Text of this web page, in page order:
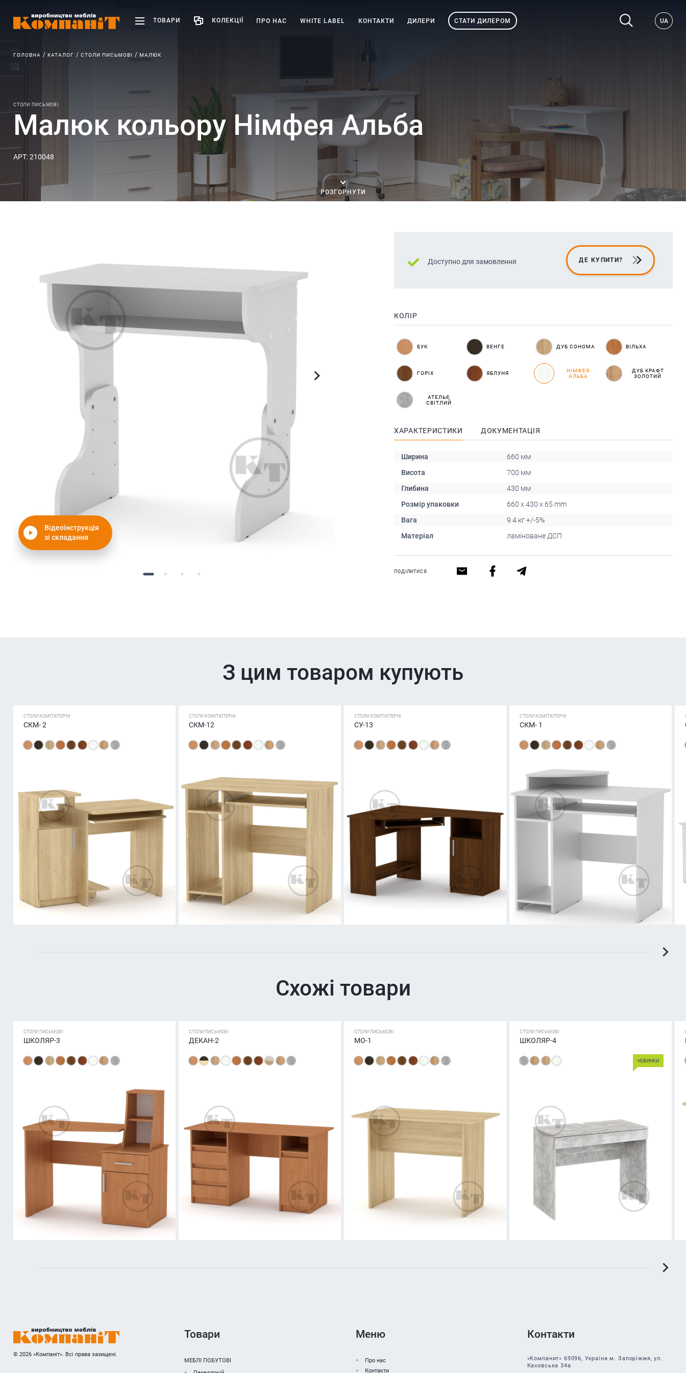
ТОВАРИ КОЛЕКЦІЇ ПРО НАС WHITE LABEL КОНТАКТИ ДИЛЕРИ СТАТИ ДИЛЕРОМ UA
ГОЛОВНА КАТАЛОГ СТОЛИ ПИСЬМОВІ МАЛЮК
СТОЛИ ПИСЬМОВІ
Малюк кольору Німфея Альба
АРТ: 210048
РОЗГОРНУТИ
Відеоінструкція
зі складання
Доступно для замовлення ДЕ КУПИТИ?
КОЛІР
БУК ВЕНГЕ ДУБ СОНОМА ВІЛЬХА
ГОРІХ ЯБЛУНЯ
НІМФЕЯ
АЛЬБА
ДУБ КРАФТ
ЗОЛОТИЙ
АТЕЛЬЄ
СВІТЛИЙ
ХАРАКТЕРИСТИКИ ДОКУМЕНТАЦІЯ
Ширина
660 мм
Висота
700 мм
Глибина
430 мм
Розмір упаковки
660 x 430 x 65 mm
Вага
9.4 кг +/-5%
Матеріал
ламіноване ДСП
ПОДІЛИТИСЯ
З цим товаром купують
СТОЛИ КОМП'ЮТЕРНІ
СКМ- 2
СТОЛИ КОМП'ЮТЕРНІ
СКМ-12
СТОЛИ КОМП'ЮТЕРНІ
СУ-13
СТОЛИ КОМП'ЮТЕРНІ
СКМ- 1
Схожі товари
СТОЛИ ПИСЬМОВІ
ШКОЛЯР-3
СТОЛИ ПИСЬМОВІ
ДЕКАН-2
СТОЛИ ПИСЬМОВІ
МО-1
СТОЛИ ПИСЬМОВІ
ШКОЛЯР-4
НОВИНКИ
© 2026 «Компаніт». Всі права захищені.
Товари
МЕБЛІ ПОБУТОВІ
Меню
Про нас
Контакти
Контакти
«Компанит» 69096, Україна м. Запоріжжя, ул.
Каховська 34а